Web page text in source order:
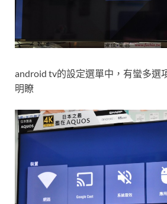
android tv的設定選單中，有蠻多選
明瞭